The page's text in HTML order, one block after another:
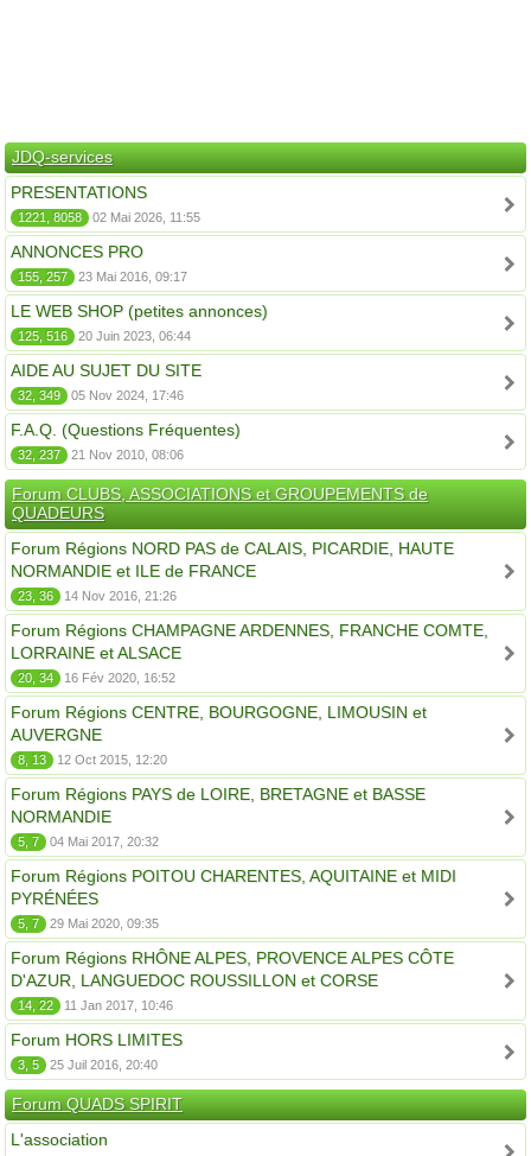
JDQ-services
PRESENTATIONS
1221, 8058 02 Mai 2026, 11:55
ANNONCES PRO
155, 257 23 Mai 2016, 09:17
LE WEB SHOP (petites annonces)
125, 516 20 Juin 2023, 06:44
AIDE AU SUJET DU SITE
32, 349 05 Nov 2024, 17:46
F.A.Q. (Questions Fréquentes)
32, 237 21 Nov 2010, 08:06
Forum CLUBS, ASSOCIATIONS et GROUPEMENTS de
QUADEURS
Forum Régions NORD PAS de CALAIS, PICARDIE, HAUTE
NORMANDIE et ILE de FRANCE
23, 36 14 Nov 2016, 21:26
Forum Régions CHAMPAGNE ARDENNES, FRANCHE COMTE,
LORRAINE et ALSACE
20, 34 16 Fév 2020, 16:52
Forum Régions CENTRE, BOURGOGNE, LIMOUSIN et
AUVERGNE
8, 13 12 Oct 2015, 12:20
Forum Régions PAYS de LOIRE, BRETAGNE et BASSE
NORMANDIE
5, 7 04 Mai 2017, 20:32
Forum Régions POITOU CHARENTES, AQUITAINE et MIDI
PYRÉNÉES
5, 7 29 Mai 2020, 09:35
Forum Régions RHÔNE ALPES, PROVENCE ALPES CÔTE
D'AZUR, LANGUEDOC ROUSSILLON et CORSE
14, 22 11 Jan 2017, 10:46
Forum HORS LIMITES
3, 5 25 Juil 2016, 20:40
Forum QUADS SPIRIT
L'association